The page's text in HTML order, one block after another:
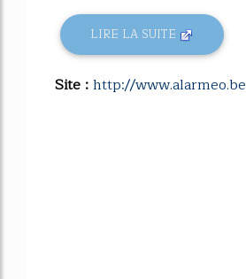
LIRE LA SUITE
Site :http://www.alarmeo.be